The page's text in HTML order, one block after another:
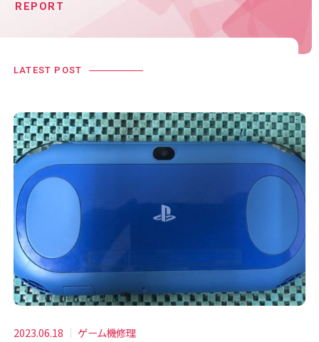
REPORT
LATEST POST
2023.06.18 ゲーム機修理